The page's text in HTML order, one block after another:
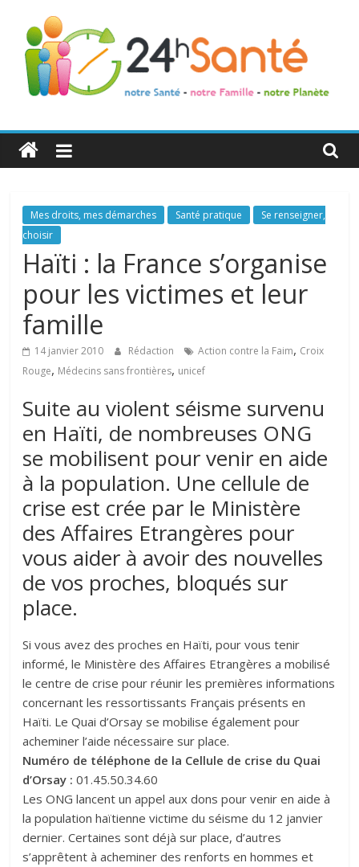
24h
Santé
La
santé
de
toute
famille
Mes droits, mes démarches Santé pratique
Se renseigner,
choisir
Haïti : la France s’organise
pour les victimes et leur
famille
14 janvier 2010 Rédaction Action contre la Faim, Croix
Rouge, Médecins sans frontières, unicef
Suite au violent séisme survenu
en Haïti, de nombreuses ONG
se mobilisent pour venir en aide
à la population. Une cellule de
crise est crée par le Ministère
des Affaires Etrangères pour
vous aider à avoir des nouvelles
de vos proches, bloqués sur
place.
Si vous avez des proches en Haïti, pour vous tenir
informé, le Ministère des Affaires Etrangères a mobilisé
le centre de crise pour réunir les premières informations
concernant les ressortissants Français présents en
Haïti. Le Quai d’Orsay se mobilise également pour
acheminer l’aide nécessaire sur place.
Numéro de téléphone de la Cellule de crise du Quai
d’Orsay : 01.45.50.34.60
Les ONG lancent un appel aux dons pour venir en aide à
la population haïtienne victime du séisme du 12 janvier
dernier. Certaines sont déjà sur place, d’autres
s’apprêtent à acheminer des renforts en hommes et